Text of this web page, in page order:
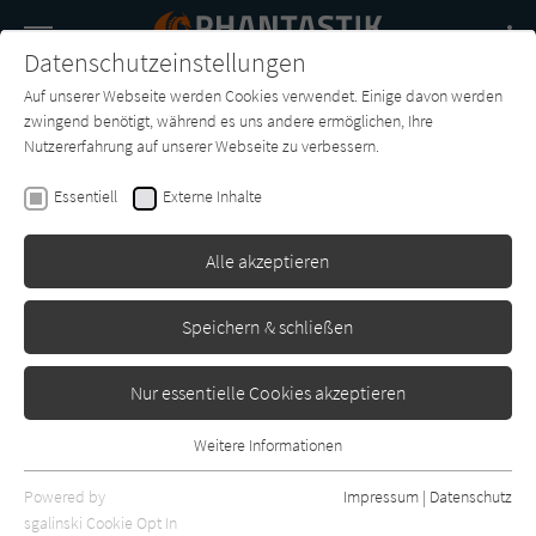
SUCHE
Buch-
Entdecker
Forum Charts
Young-do Lee
Das Blut der Herzlosen - Die
Legende vom Tränenvogel 1
Heyne
Datenschutzeinstellungen
Auf unserer Webseite werden Cookies verwendet. Einige davon werden
zwingend benötigt, während es uns andere ermöglichen, Ihre
Nutzererfahrung auf unserer Webseite zu verbessern.
Essentiell Externe Inhalte
Alle akzeptieren
Speichern & schließen
Nur essentielle Cookies akzeptieren
Essentielle Cookies werden für grundlegende Funktionen der
Webseite benötigt. Dadurch ist gewährleistet, dass die Webseite
Weitere Informationen
Powered by
sgalinski Cookie Opt In
Impressum | Datenschutz